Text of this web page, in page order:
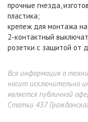
прочные гнезда,
пластика;
крепеж для монтажа на
2-контактный
розетки с защитой от
Вся информация о
носит исключительно
является публичной
Статьи 437